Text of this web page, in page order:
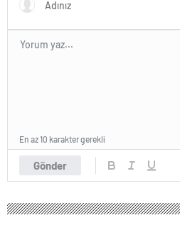
Gönder
En az 10 karakter gerekli